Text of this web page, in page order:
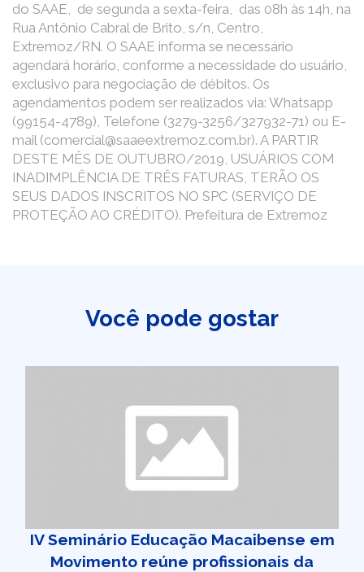
do SAAE, de segunda a sexta-feira, das 08h às 14h, na
Rua Antônio Cabral de Brito, s/n, Centro,
Extremoz/RN. O SAAE informa se necessário
agendará horário, conforme a necessidade do usuário,
exclusivo para negociação de débitos. Os
agendamentos podem ser realizados via: Whatsapp
(99154-4789), Telefone (3279-3256/327932-71) ou E-
mail (comercial@saaeextremoz.com.br). A PARTIR
DESTE MÊS DE OUTUBRO/2019, USUÁRIOS COM
INADIMPLÊNCIA DE TRÊS FATURAS, TERÃO OS
SEUS DADOS INSCRITOS NO SPC (SERVIÇO DE
PROTEÇÃO AO CRÉDITO). Prefeitura de Extremoz
Você pode gostar
IV Seminário Educação Macaibense em
Movimento reúne profissionais da